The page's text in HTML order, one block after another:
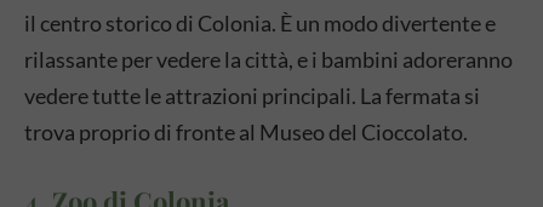
il centro storico di Colonia. È un modo divertente e
rilassante per vedere la città, e i bambini adoreranno
vedere tutte le attrazioni principali. La fermata si
trova proprio di fronte al Museo del Cioccolato.